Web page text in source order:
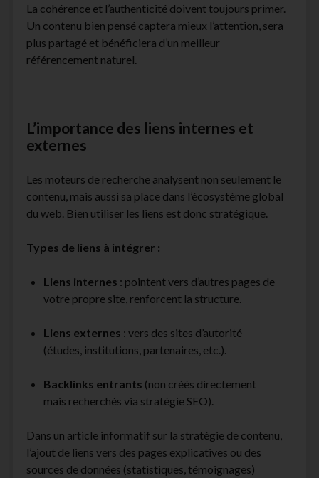
La cohérence et l’authenticité doivent toujours primer.
Un contenu bien pensé captera mieux l’attention, sera
plus partagé et bénéficiera d’un meilleur
référencement naturel.
L’importance des liens internes et
externes
Les moteurs de recherche analysent non seulement le
contenu, mais aussi sa place dans l’écosystème global
du web. Bien utiliser les liens est donc stratégique.
Types de liens à intégrer :
Liens internes : pointent vers d’autres pages de
votre propre site, renforcent la structure.
Liens externes : vers des sites d’autorité
(études, institutions, partenaires, etc.).
Backlinks entrants (non créés directement
mais recherchés via stratégie SEO).
Dans un article informatif sur la stratégie de contenu,
l’ajout de liens vers des pages explicatives ou des
sources de données (statistiques, témoignages)